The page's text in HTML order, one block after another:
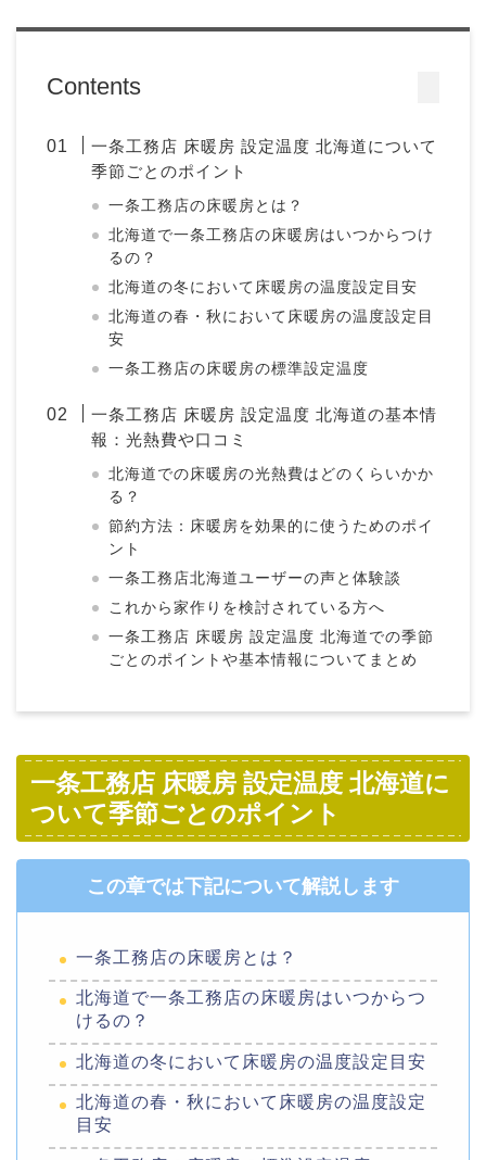
Contents
一条工務店 床暖房 設定温度 北海道について
季節ごとのポイント
一条工務店の床暖房とは？
北海道で一条工務店の床暖房はいつからつけ
るの？
北海道の冬において床暖房の温度設定目安
北海道の春・秋において床暖房の温度設定目
安
一条工務店の床暖房の標準設定温度
一条工務店 床暖房 設定温度 北海道の基本情
報：光熱費や口コミ
北海道での床暖房の光熱費はどのくらいかか
る？
節約方法：床暖房を効果的に使うためのポイ
ント
一条工務店北海道ユーザーの声と体験談
これから家作りを検討されている方へ
一条工務店 床暖房 設定温度 北海道での季節
ごとのポイントや基本情報についてまとめ
一条工務店 床暖房 設定温度 北海道に
ついて季節ごとのポイント
この章では下記について解説します
一条工務店の床暖房とは？
北海道で一条工務店の床暖房はいつからつ
けるの？
北海道の冬において床暖房の温度設定目安
北海道の春・秋において床暖房の温度設定
目安